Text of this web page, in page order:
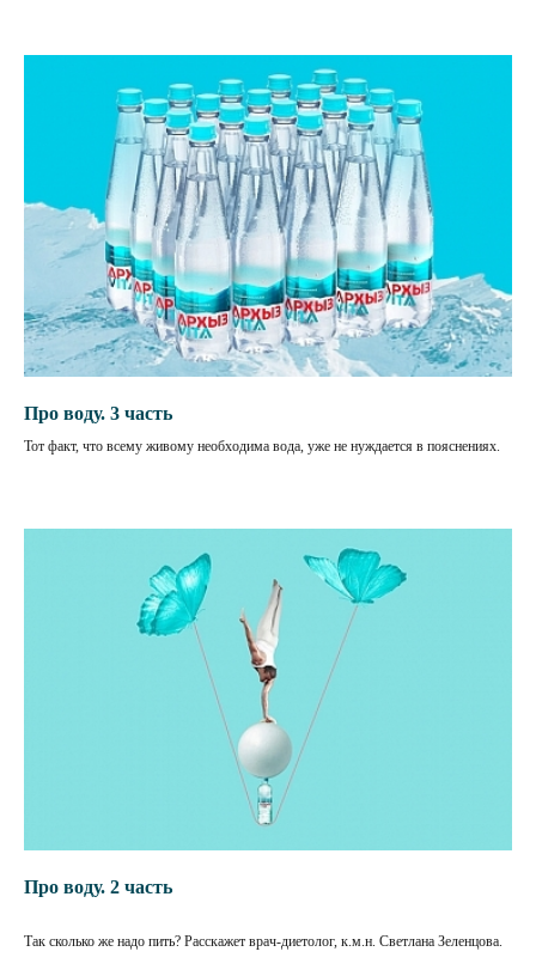
Про воду. 3 часть
Тот факт, что всему живому необходима вода, уже не нуждается в пояснениях.
Про воду. 2 часть
Так сколько же надо пить? Расскажет врач-диетолог, к.м.н. Светлана Зеленцова.